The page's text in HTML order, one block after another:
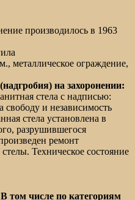
производилось в 1963
металлическое ограждение,
на захоронении:
стела с надписью:
свободу и независимость
стела установлена в
разрушившегося
ремонт
Техническое состояние
В том числе по категориям